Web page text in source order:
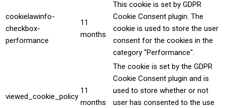
cookielawinfo-
checkbox-
performance
11
months
This cookie is set by GDPR
Cookie Consent plugin. The
cookie is used to store the user
consent for the cookies in the
category "Performance".
viewed_cookie_policy
11
months
The cookie is set by the GDPR
Cookie Consent plugin and is
used to store whether or not
user has consented to the use